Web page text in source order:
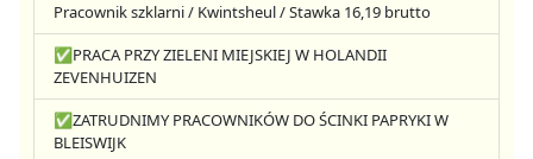
Pracownik szklarni / Kwintsheul / Stawka 16,19 brutto
✅PRACA PRZY ZIELENI MIEJSKIEJ W HOLANDII
ZEVENHUIZEN
✅ZATRUDNIMY PRACOWNIKÓW DO ŚCINKI PAPRYKI W
BLEISWIJK